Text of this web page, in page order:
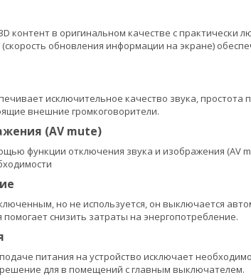
контент в оригинальном качестве с практически
обновления информации на экране)
исключительное качество звука, простота
внешние громкоговорители.
(AV mute)
функции отключения звука и изображения (AV
но не используется, он выключается
снизить затраты на энергопотребление.
питания на устройство исключает
для в помещений с главным выключателем.